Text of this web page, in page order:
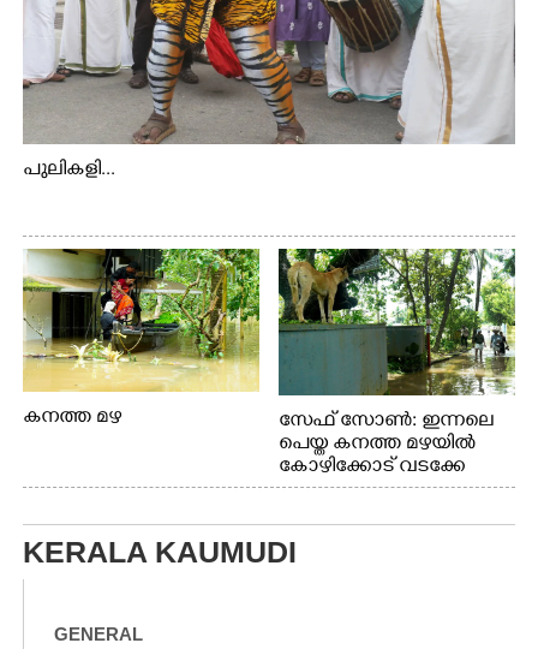
പുലികളി...
കനത്ത മഴ
സേഫ് സോൺ: ഇന്നലെ
പെയ്ത കനത്ത മഴയിൽ
കോഴിക്കോട് വടക്കേ
വയലിൽ വെള്ളം
വെള്ളത്തിലൂടെ
KERALA KAUMUDI
GENERAL